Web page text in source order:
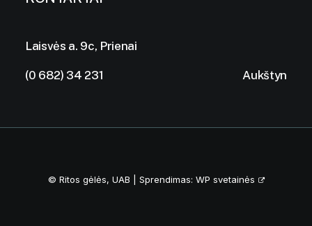
Laisvės a. 9c, Prienai
(0 682) 34 231 Aukštyn
© Ritos gėlės, UAB | Sprendimas: WP svetainės